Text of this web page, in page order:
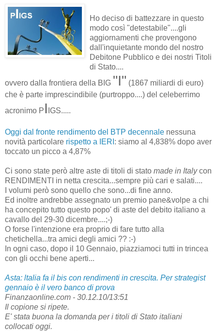
Ho deciso di battezzare in questo
modo così "detestabile"....gli
aggiornamenti che provengono
dall'inquietante mondo del nostro
Debitone Pubblico e dei nostri Titoli
di Stato....
ovvero dalla frontiera della BIG "I" (1867 miliardi di euro)
che è parte imprescindibile (purtroppo....) del celeberrimo
acronimo PI IGS.....
Oggi dal fronte rendimento del BTP decennale nessuna
novità particolare rispetto a IERI : siamo al 4,838% dopo aver
toccato un picco a 4,87%
Ci sono state però altre aste di titoli di stato made in Italycon
RENDIMENTI in netta crescita...sempre più cari e salati....
I volumi però sono quello che sono...di fine anno.
Ed inoltre andrebbe assegnato un premio pane&volpe a chi
ha concepito tutto questo popo' di aste del debito italiano a
cavallo del 29-30 dicembre....;-)
O forse l'intenzione era proprio di fare tutto alla
chetichella...tra amici degli amici ?? :-)
In ogni caso, dopo il 10 Gennaio, piazziamoci tutti in trincea
con gli occhi bene aperti...
Asta: ltalia fa il bis con rendimenti in crescita. Per strategist
gennaio è il vero banco di prova
Finanzaonline.com - 30.12.10/13:51
Il copione si ripete.
E' stata buona la domanda per i titoli di Stato italiani
collocati oggi.